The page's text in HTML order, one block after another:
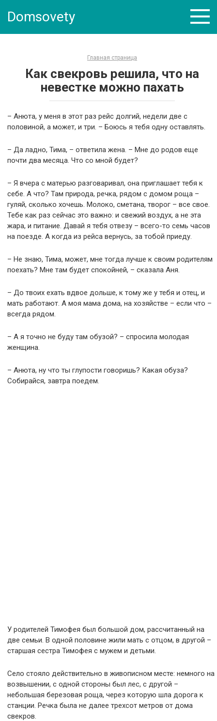
Domsovety
Главная страница
Как свекровь решила, что на
невестке можно пахать
– Анюта, у меня в этот раз рейс долгий, недели две с
половиной, а может, и три. – Боюсь я тебя одну оставлять.
– Да ладно, Тима, – ответила жена. – Мне до родов еще
почти два месяца. Что со мной будет?
– Я вчера с матерью разговаривал, она приглашает тебя к
себе. А что? Там природа, речка, рядом с домом роща –
гуляй, сколько хочешь. Молоко, сметана, творог – все свое.
Тебе как раз сейчас это важно: и свежий воздух, а не эта
жара, и питание. Давай я тебя отвезу – всего-то семь часов
на поезде. А когда из рейса вернусь, за тобой приеду.
– Не знаю, Тима, может, мне тогда лучше к своим родителям
поехать? Мне там будет спокойней, – сказала Аня.
– До твоих ехать вдвое дольше, к тому же у тебя и отец, и
мать работают. А моя мама дома, на хозяйстве – если что –
всегда рядом.
– А я точно не буду там обузой? – спросила молодая
женщина.
– Анюта, ну что ты глупости говоришь? Какая обуза?
Собирайся, завтра поедем.
У родителей Тимофея был большой дом, рассчитанный на
две семьи. В одной половине жили мать с отцом, в другой –
старшая сестра Тимофея с мужем и детьми.
Село стояло действительно в живописном месте: немного на
возвышении, с одной стороны был лес, с другой –
небольшая березовая роща, через которую шла дорога к
станции. Речка была не далее трехсот метров от дома
свекров.